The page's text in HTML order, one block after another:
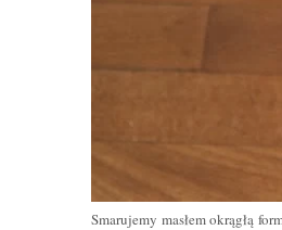
Smarujemy masłem okrągłą